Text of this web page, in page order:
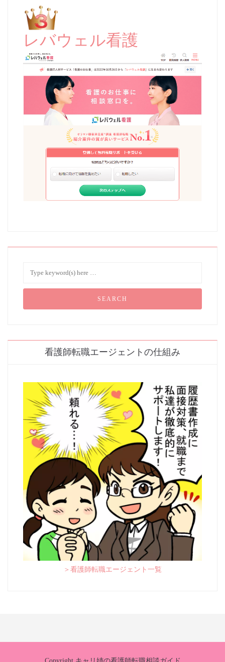
レバウェル看護
看護師転職エージェントの仕組み
＞看護師転職エージェント一覧